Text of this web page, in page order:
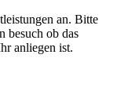
an. Bitte
besuch ob das
anliegen ist.